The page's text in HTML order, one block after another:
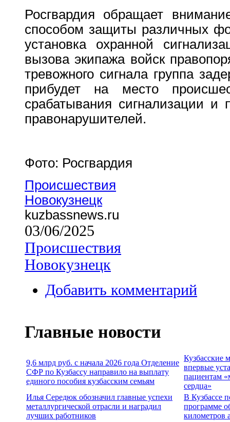
Росгвардия обращает
способом защиты различных
установка охранной
вызова экипажа войск
тревожного сигнала группа
прибудет на место
срабатывания сигнализации
правонарушителей.
Фото: Росгвардия
Происшествия
Новокузнецк
kuzbassnews.ru
03/06/2025
Происшествия
Новокузнецк
Добавить комментарий
Главные новости
9,6 млрд руб. с начала 2026 года Отделение
СФР по Кузбассу направило на выплату
единого пособия кузбасским семьям
Кузбасские
впервые
пациентам
сердца»
Илья Середюк обозначил главные успехи
металлургической отрасли и наградил
лучших работников
В Кузбассе
программе
километров